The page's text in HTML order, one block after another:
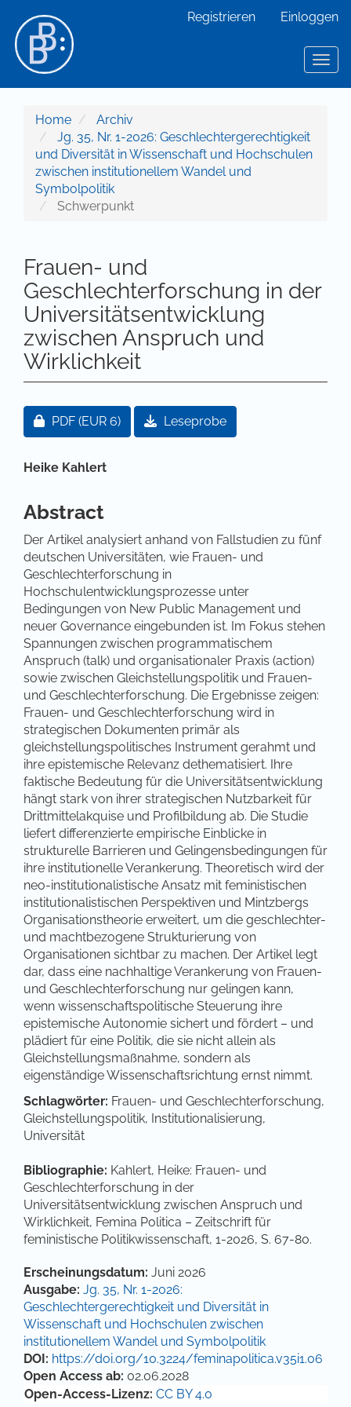
Hauptinhalt
Sidebar
Registrieren Einloggen
Home
Archiv
Jg. 35, Nr. 1-2026: Geschlechtergerechtigkeit
und Diversität in Wissenschaft und Hochschulen
zwischen institutionellem Wandel und
Symbolpolitik
Schwerpunkt
Frauen- und
Geschlechterforschung in der
Universitätsentwicklung
zwischen Anspruch und
Wirklichkeit
Artikel-Sidebar
Zugang für Abonnent/innen oder durch Zahlung
PDF (EUR 6) Leseprobe
Hauptsächlicher Artikelinhalt
Heike Kahlert
Abstract
Der Artikel analysiert anhand von Fallstudien zu fünf
deutschen Universitäten, wie Frauen- und
Geschlechterforschung in
Hochschulentwicklungsprozesse unter
Bedingungen von New Public Management und
neuer Governance eingebunden ist. Im Fokus stehen
Spannungen zwischen programmatischem
Anspruch (talk) und organisationaler Praxis (action)
sowie zwischen Gleichstellungspolitik und Frauen-
und Geschlechterforschung. Die Ergebnisse zeigen:
Frauen- und Geschlechterforschung wird in
strategischen Dokumenten primär als
gleichstellungspolitisches Instrument gerahmt und
ihre epistemische Relevanz dethematisiert. Ihre
faktische Bedeutung für die Universitätsentwicklung
hängt stark von ihrer strategischen Nutzbarkeit für
Drittmittelakquise und Profilbildung ab. Die Studie
liefert differenzierte empirische Einblicke in
strukturelle Barrieren und Gelingensbedingungen für
ihre institutionelle Verankerung. Theoretisch wird der
neo-institutionalistische Ansatz mit feministischen
institutionalistischen Perspektiven und Mintzbergs
Organisationstheorie erweitert, um die geschlechter-
und machtbezogene Strukturierung von
Organisationen sichtbar zu machen. Der Artikel legt
dar, dass eine nachhaltige Verankerung von Frauen-
und Geschlechterforschung nur gelingen kann,
wenn wissenschaftspolitische Steuerung ihre
epistemische Autonomie sichert und fördert – und
plädiert für eine Politik, die sie nicht allein als
Gleichstellungsmaßnahme, sondern als
eigenständige Wissenschaftsrichtung ernst nimmt.
Schlagwörter: Frauen- und Geschlechterforschung,
Gleichstellungspolitik, Institutionalisierung,
Universität
Bibliographie: Kahlert, Heike: Frauen- und
Geschlechterforschung in der
Universitätsentwicklung zwischen Anspruch und
Wirklichkeit, Femina Politica – Zeitschrift für
feministische Politikwissenschaft, 1-2026, S. 67-80.
Artikel-Details
Erscheinungsdatum: Juni 2026
Ausgabe: Jg. 35, Nr. 1-2026:
Geschlechtergerechtigkeit und Diversität in
Wissenschaft und Hochschulen zwischen
institutionellem Wandel und Symbolpolitik
DOI: https://doi.org/10.3224/feminapolitica.v35i1.06
Open Access ab: 02.06.2028
Open-Access-Lizenz: CC BY 4.0